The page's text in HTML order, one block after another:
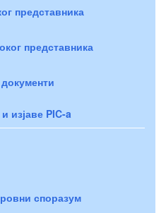
представника
представника
изјаве PIC-a
споразум